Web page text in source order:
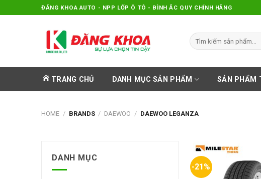
to
ĐĂNG KHOA AUTO - NPP LỐP Ô TÔ - BÌNH ẮC QUY CHÍNH HÃNG
Search
for:
TRANG CHỦ DANH MỤC SẢN PHẨM SẢN PHẨM
HOME / BRANDS / DAEWOO / DAEWOO LEGANZA
DANH MỤC
-21%